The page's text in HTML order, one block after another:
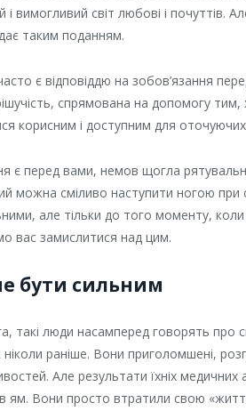
вимогливий світ любові і почуттів.
таким поданням.
часто є відповіддю на зобов’язання
спрямована на допомогу
корисним і доступним для
є перед вами, немов щогла
можна сміливо наступити ногою при
але тільки до того моменту,
вас замислитися над цим.
бути сильним
такі люди насамперед говорять
раніше. Вони приголомшені,
Але результати їхніх медичних
ям. Вони просто втратили свою